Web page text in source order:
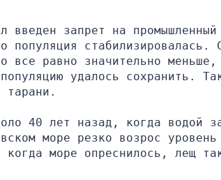
введен запрет на
популяция стабилизировалась.
все равно значительно меньше,
удалось сохранить.
тарани.
40 лет назад, когда водой
море резко возрос
когда море опреснилось, лещ